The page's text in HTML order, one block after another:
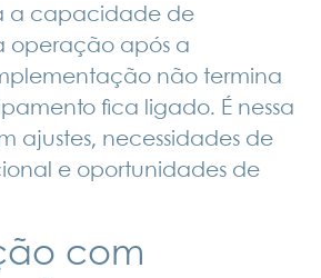
a capacidade de
operação após a
não termina
fica ligado. É nessa
ajustes, necessidades de
e oportunidades de
com